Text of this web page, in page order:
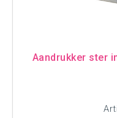
Aandrukker ster